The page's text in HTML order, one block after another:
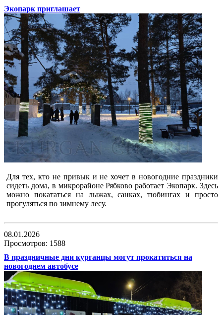
Экопарк приглашает
Для тех, кто не привык и не хочет в новогодние праздники
сидеть дома, в микрорайоне Рябково работает Экопарк. Здесь
можно покататься на лыжах, санках, тюбингах и просто
прогуляться по зимнему лесу.
08.01.2026
Просмотров: 1588
В праздничные дни курганцы могут прокатиться на
новогоднем автобусе